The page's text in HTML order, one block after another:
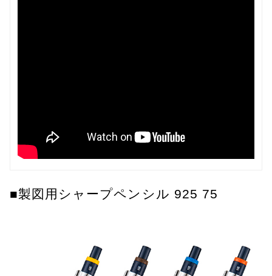
■製図用シャープペンシル 925 75